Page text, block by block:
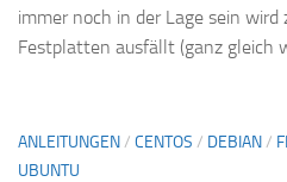
immer noch in der Lage sein
Festplatten ausfällt (ganz gleich
ANLEITUNGEN/ CENTOS / DEBIAN/
UBUNTU